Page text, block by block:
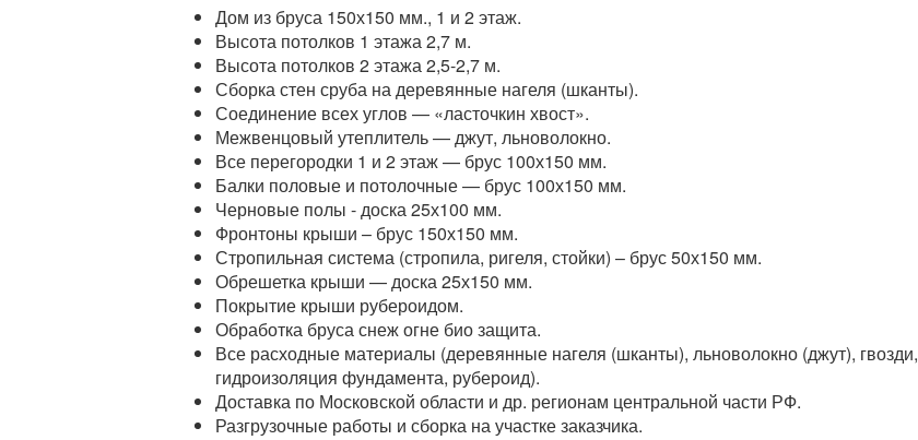
Дом из бруса 150х150 мм., 1 и 2 этаж.
Высота потолков 1 этажа 2,7 м.
Высота потолков 2 этажа 2,5-2,7 м.
Сборка стен сруба на деревянные нагеля (шканты).
Соединение всех углов — «ласточкин хвост».
Межвенцовый утеплитель — джут, льноволокно.
Все перегородки 1 и 2 этаж — брус 100х150 мм.
Балки половые и потолочные — брус 100х150 мм.
Черновые полы - доска 25х100 мм.
Фронтоны крыши – брус 150х150 мм.
Стропильная система (стропила, ригеля, стойки) – брус 50х150 мм.
Обрешетка крыши — доска 25х150 мм.
Покрытие крыши рубероидом.
Обработка бруса снеж огне био защита.
Все расходные материалы (деревянные нагеля (шканты), льноволокно (джут), гвозди,
гидроизоляция фундамента, рубероид).
Доставка по Московской области и др. регионам центральной части РФ.
Разгрузочные работы и сборка на участке заказчика.